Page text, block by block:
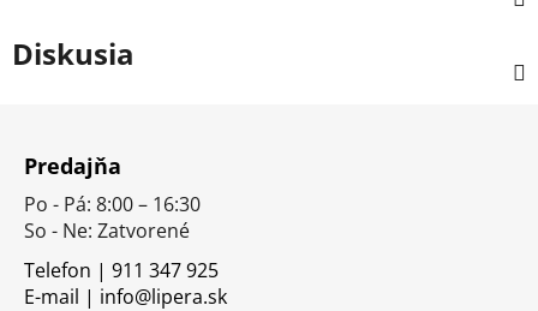
Diskusia
Predajňa
Po - Pá: 8:00 – 16:30
So - Ne: Zatvorené
Telefon | 911 347 925
E-mail | info@lipera.sk